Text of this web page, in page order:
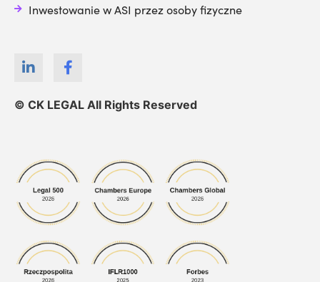
© CK LEGAL All Rights Reserved
Inwestowanie w ASI przez osoby fizyczne